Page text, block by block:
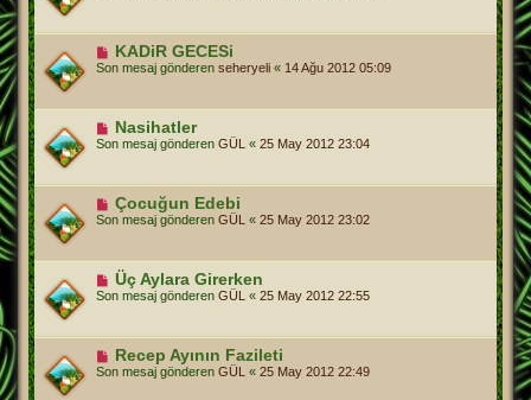
KADiR GECESi
Son mesaj gönderen seheryeli « 14 Ağu 2012 05:09
Nasihatler
Son mesaj gönderen GÜL « 25 May 2012 23:04
Çocuğun Edebi
Son mesaj gönderen GÜL « 25 May 2012 23:02
Üç Aylara Girerken
Son mesaj gönderen GÜL « 25 May 2012 22:55
Recep Ayının Fazileti
Son mesaj gönderen GÜL « 25 May 2012 22:49